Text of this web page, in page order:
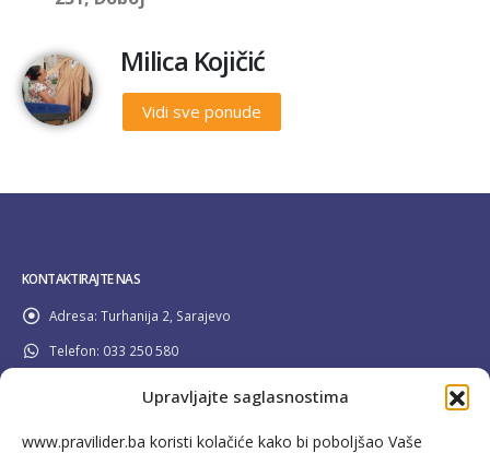
Upravljajte saglasnostima
www.pravilider.ba koristi kolačiće kako bi poboljšao Vaše
Milica Kojičić
Vidi sve ponude
KONTAKTIRAJTE NAS
Adresa: Turhanija 2, Sarajevo
Telefon: 033 250 580